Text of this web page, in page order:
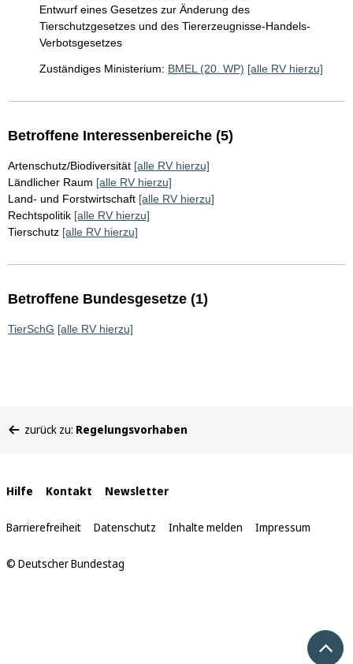
Entwurf eines Gesetzes zur Änderung des
Tierschutzgesetzes und des Tiererzeugnisse-Handels-
Verbotsgesetzes
Zuständiges Ministerium: BMEL (20. WP) [alle RV hierzu]
Betroffene Interessenbereiche (5)
Artenschutz/Biodiversität [alle RV hierzu]
Ländlicher Raum [alle RV hierzu]
Land- und Forstwirtschaft [alle RV hierzu]
Rechtspolitik [alle RV hierzu]
Tierschutz [alle RV hierzu]
Betroffene Bundesgesetze (1)
TierSchG [alle RV hierzu]
befinden
zurück zu: Regelungsvorhaben
Interne
Links
Hilfe Kontakt Newsletter
Barrierefreiheit Datenschutz Inhalte melden Impressum
© Deutscher Bundestag